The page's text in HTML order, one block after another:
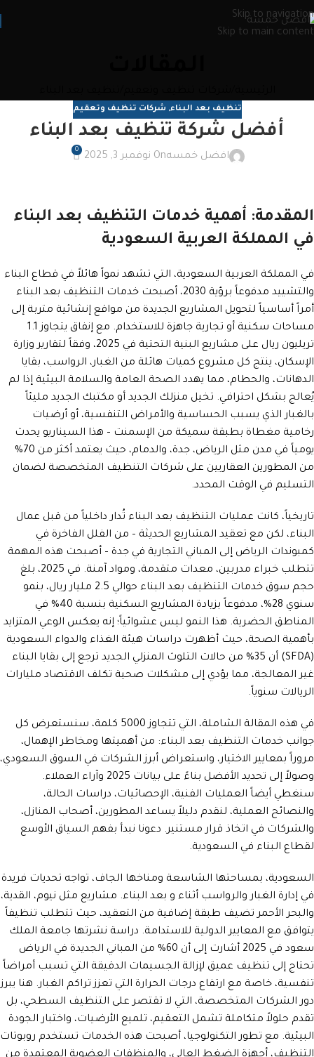
Skip to navigation
Skip to main content
تنظيف بعد البناء, شركات تنظيف وتعقيم
أفضل شركة تنظيف بعد البناء
افضل خمسهOn نوفمبر 3, 2025
0
المقدمة: أهمية خدمات التنظيف بعد البناء
في المملكة العربية السعودية
في المملكة العربية السعودية، التي تشهد نمواً هائلاً في قطاع البناء
والتشييد مدفوعاً برؤية 2030، أصبحت خدمات التنظيف بعد البناء
أمراً أساسياً لتحويل المشاريع الجديدة من مواقع إنشائية متربة إلى
مساحات سكنية أو تجارية جاهزة للاستخدام. مع إنفاق يتجاوز 1.1
تريليون ريال على مشاريع البنية التحتية في 2025، وفقاً لتقارير وزارة
الإسكان، ينتج كل مشروع كميات هائلة من الغبار، الرواسب، بقايا
الدهانات، والحطام، مما يهدد الصحة العامة والسلامة البيئية إذا لم
يُعالج بشكل احترافي. تخيل منزلك الجديد أو مكتبك الجديد مليئاً
بالغبار الذي يسبب الحساسية والأمراض التنفسية، أو أرضيات
رخامية مغطاة بطبقة سميكة من الإسمنت – هذا السيناريو يحدث
يومياً في مدن مثل الرياض، جدة، والدمام، حيث يعتمد أكثر من 70%
من المطورين العقاريين على شركات التنظيف المتخصصة لضمان
التسليم في الوقت المحدد.
تاريخياً، كانت عمليات التنظيف بعد البناء تُدار داخلياً من قبل عمال
البناء، لكن مع تعقيد المشاريع الحديثة – من الفلل الفاخرة في
كمبوندات الرياض إلى المباني التجارية في جدة – أصبحت هذه المهمة
تتطلب خبراء مدربين، معدات متقدمة، ومواد آمنة. في 2025، بلغ
حجم سوق خدمات التنظيف بعد البناء حوالي 2.5 مليار ريال، بنمو
سنوي 28%، مدفوعاً بزيادة المشاريع السكنية بنسبة 40% في
المناطق الحضرية. هذا النمو ليس عشوائياً؛ إنه يعكس الوعي المتزايد
بأهمية الصحة، حيث أظهرت دراسات هيئة الغذاء والدواء السعودية
(SFDA) أن 35% من حالات التلوث المنزلي الجديد ترجع إلى بقايا البناء
غير المعالجة، مما يؤدي إلى مشكلات صحية تكلف الاقتصاد مليارات
الريالات سنوياً.
في هذه المقالة الشاملة، التي تتجاوز 5000 كلمة، سنستعرض كل
جوانب خدمات التنظيف بعد البناء: من أهميتها ومخاطر الإهمال،
مروراً بمعايير الاختيار، واستعراض أبرز الشركات في السوق السعودي،
وصولاً إلى تحديد الأفضل بناءً على بيانات 2025 وآراء العملاء.
سنغطي أيضاً العمليات الفنية، الإحصائيات، دراسات الحالة،
والنصائح العملية، لنقدم دليلاً يساعد المطورين، أصحاب المنازل،
والشركات في اتخاذ قرار مستنير. دعونا نبدأ بفهم السياق الأوسع
لقطاع البناء في السعودية.
السعودية، بمساحتها الشاسعة ومناخها الجاف، تواجه تحديات فريدة
في إدارة الغبار والرواسب أثناء و بعد البناء. مشاريع مثل نيوم، القدية،
والبحر الأحمر تضيف طبقة إضافية من التعقيد، حيث تتطلب تنظيفاً
يتوافق مع المعايير الدولية للاستدامة. دراسة نشرتها جامعة الملك
سعود في 2025 أشارت إلى أن 60% من المباني الجديدة في الرياض
تحتاج إلى تنظيف عميق لإزالة الجسيمات الدقيقة التي تسبب أمراضاً
تنفسية، خاصة مع ارتفاع درجات الحرارة التي تعزز تراكم الغبار. هنا يبرز
دور الشركات المتخصصة، التي لا تقتصر على التنظيف السطحي، بل
تقدم حلولاً متكاملة تشمل التعقيم، تلميع الأرضيات، واختبار الجودة
البيئية. مع تطور التكنولوجيا، أصبحت هذه الخدمات تستخدم روبوتات